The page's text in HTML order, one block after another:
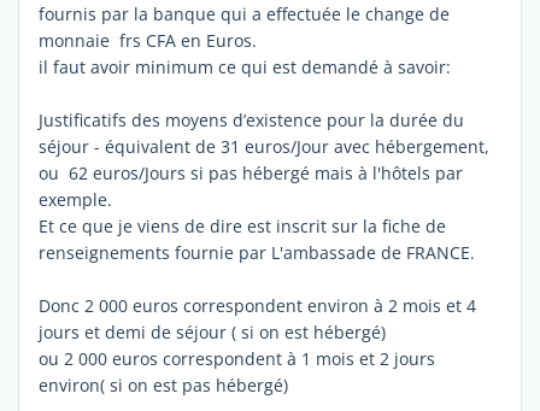
fournis par la banque qui a effectuée le change de
monnaie frs CFA en Euros.
il faut avoir minimum ce qui est demandé à savoir:
Justificatifs des moyens d’existence pour la durée du
séjour - équivalent de 31 euros/Jour avec hébergement,
ou 62 euros/Jours si pas hébergé mais à l'hôtels par
exemple.
Et ce que je viens de dire est inscrit sur la fiche de
renseignements fournie par L'ambassade de FRANCE.
Donc 2 000 euros correspondent environ à 2 mois et 4
jours et demi de séjour ( si on est hébergé)
ou 2 000 euros correspondent à 1 mois et 2 jours
environ( si on est pas hébergé)